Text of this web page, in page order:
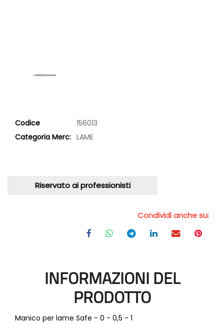
Codice
156013
Categoria Merc: LAME
Riservato ai professionisti
Condividi anche su:
INFORMAZIONI DEL
PRODOTTO
Manico per lame Safe - 0 - 0,5 - 1